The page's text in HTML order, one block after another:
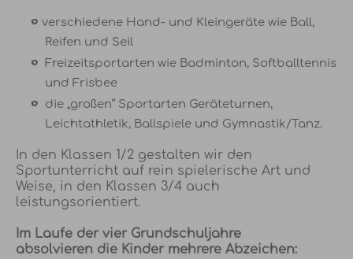
verschiedene Hand- und Kleingeräte wie Ball,
Reifen und Seil
Freizeitsportarten wie Badminton, Softballtennis
und Frisbee
die „großen“ Sportarten Geräteturnen,
Leichtathletik, Ballspiele und Gymnastik/Tanz.
In den Klassen 1/2 gestalten wir den
Sportunterricht auf rein spielerische Art und
Weise, in den Klassen 3/4 auch
leistungsorientiert.
Im Laufe der vier Grundschuljahre
absolvieren die Kinder mehrere Abzeichen: